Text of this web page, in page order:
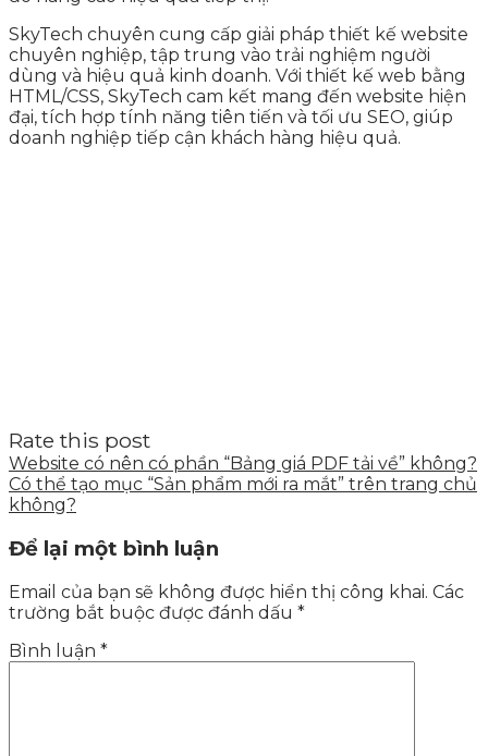
SkyTech chuyên cung cấp giải pháp thiết kế website
chuyên nghiệp, tập trung vào trải nghiệm người
dùng và hiệu quả kinh doanh. Với thiết kế web bằng
HTML/CSS, SkyTech cam kết mang đến website hiện
đại, tích hợp tính năng tiên tiến và tối ưu SEO, giúp
doanh nghiệp tiếp cận khách hàng hiệu quả.
Rate this post
Website có nên có phần “Bảng giá PDF tải về” không?
Có thể tạo mục “Sản phẩm mới ra mắt” trên trang chủ
không?
Để lại một bình luận
Email của bạn sẽ không được hiển thị công khai. Các
trường bắt buộc được đánh dấu *
Bình luận *